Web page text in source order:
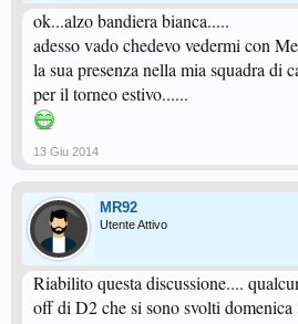
ok...alzo bandiera bianca.....
adesso vado chedevo vedermi con
la sua presenza nella mia squadra di
per il torneo estivo......
13 Giu 2014
MR92
Utente Attivo
Riabilito questa discussione....
off di D2 che si sono svolti domenica